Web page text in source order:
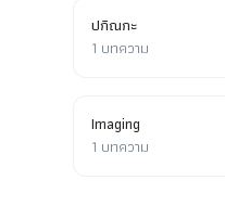
ปกิณกะ
1 บทความ
Imaging
1 บทความ